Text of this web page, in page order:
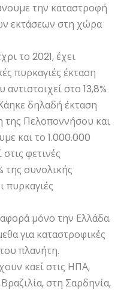
την καταστροφή
εκτάσεων στη χώρα
το 2021, έχει
πυρκαγιές έκταση
στο 13,8%
δηλαδή έκταση
της Πελοποννήσου και
και το 1.000.000
φετινές
της συνολικής
πυρκαγιές
μόνο την Ελλάδα.
για καταστροφικές
πλανήτη.
καεί στις ΗΠΑ,
στη Σαρδηνία,